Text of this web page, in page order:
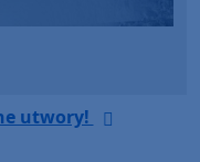
utwory!